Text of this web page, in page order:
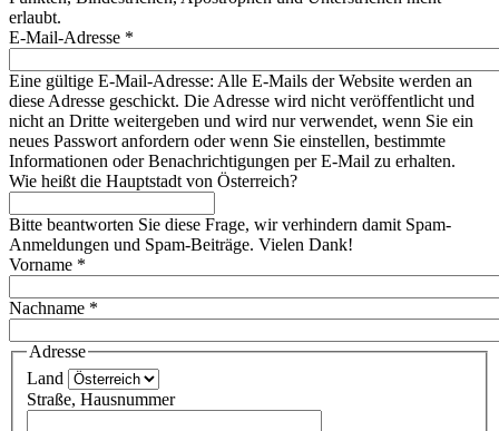
erlaubt.
E-Mail-Adresse *
Eine gültige E-Mail-Adresse: Alle E-Mails der Website werden an
diese Adresse geschickt. Die Adresse wird nicht veröffentlicht und
nicht an Dritte weitergeben und wird nur verwendet, wenn Sie ein
neues Passwort anfordern oder wenn Sie einstellen, bestimmte
Informationen oder Benachrichtigungen per E-Mail zu erhalten.
Wie heißt die Hauptstadt von Österreich?
Bitte beantworten Sie diese Frage, wir verhindern damit Spam-
Anmeldungen und Spam-Beiträge. Vielen Dank!
Vorname *
Nachname *
Adresse
Land
Straße, Hausnummer